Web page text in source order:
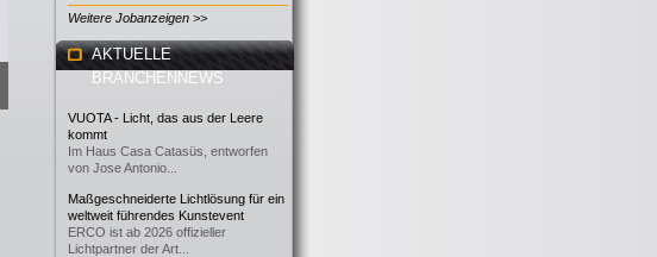
Weitere Jobanzeigen >>
AKTUELLE
BRANCHENNEWS
VUOTA - Licht, das aus der Leere
kommt
Im Haus Casa Catasüs, entworfen
von Jose Antonio...
Maßgeschneiderte Lichtlösung für ein
weltweit führendes Kunstevent
ERCO ist ab 2026 offizieller
Lichtpartner der Art...